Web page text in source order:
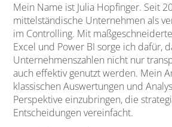
Mein Name ist Julia Hopfinger. Seit
mittelständische Unternehmen als
im Controlling. Mit
Excel und Power BI sorge ich dafür,
Unternehmenszahlen nicht nur
auch effektiv genutzt werden. Mein
klassischen Auswertungen und
Perspektive einzubringen, die
Entscheidungen vereinfacht.